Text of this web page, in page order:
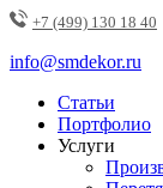
+7 (499) 130 18 40
info@smdekor.ru
Статьи
Портфолио
Услуги